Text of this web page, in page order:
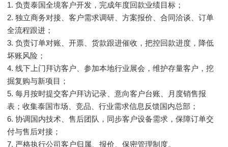
1. 负责泰国全境客户开发，完成年度回款业绩目标；
2. 独立商务对接、客户需求调研、方案报价、合同洽谈、订单
全流程跟进；
3. 负责订单对账、开票、货款跟进催收，把控回款进度，降低
坏账风险；
4. 线下上门拜访客户、参加本地行业展会，维护存量客户，挖
掘复购与新项目；
5. 每月按时提交客户拜访记录、意向客户台账、月度销售报
表；收集泰国市场、竞品、行业需求信息反馈国内总部；
6. 协调国内技术、售后团队，同步客户设备需求，保障订单交
付与售后对接；
7. 严格执行公司客户归属、报价、保密管理制度。